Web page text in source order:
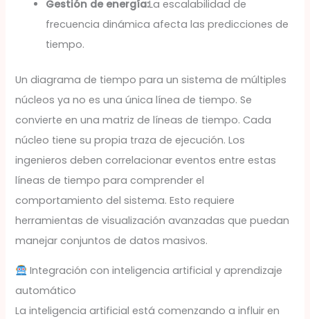
Gestión de energía:La escalabilidad de
frecuencia dinámica afecta las predicciones de
tiempo.
Un diagrama de tiempo para un sistema de múltiples
núcleos ya no es una única línea de tiempo. Se
convierte en una matriz de líneas de tiempo. Cada
núcleo tiene su propia traza de ejecución. Los
ingenieros deben correlacionar eventos entre estas
líneas de tiempo para comprender el
comportamiento del sistema. Esto requiere
herramientas de visualización avanzadas que puedan
manejar conjuntos de datos masivos.
Integración con inteligencia artificial y aprendizaje
automático
La inteligencia artificial está comenzando a influir en